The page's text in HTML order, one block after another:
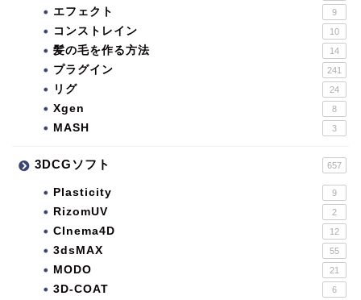
エフェクト 9
コンストレイン 10
髪の毛を作る方法 14
プラグイン 241
リグ 24
Xgen 8
MASH 3
3DCGソフト 657
Plasticity 9
RizomUV 2
CInema4D 12
3dsMAX 55
MODO 21
3D-COAT 6